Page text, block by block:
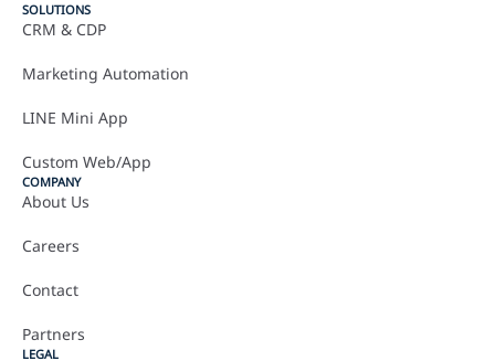
SOLUTIONS
CRM & CDP
Marketing Automation
LINE Mini App
Custom Web/App
COMPANY
About Us
Careers
Contact
Partners
LEGAL